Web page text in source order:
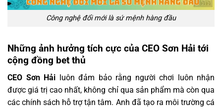
Công nghệ đổi mới là sứ mệnh hàng đầu
Những ảnh hưởng tích cực của CEO Sơn Hải tới
cộng đồng bet thủ
CEO Sơn Hải luôn đảm bảo rằng người chơi luôn nhận
được giá trị cao nhất, không chỉ qua sản phẩm mà còn qua
các chính sách hỗ trợ tận tâm. Anh đã tạo ra môi trường cá